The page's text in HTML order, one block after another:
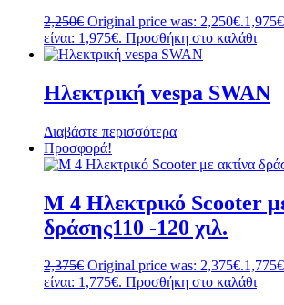
2,250€ Original price was: 2,250€.1,975€
είναι: 1,975€. Προσθήκη στο καλάθι
Ηλεκτρική vespa SWAN
Διαβάστε περισσότερα
Προσφορά!
M 4 Ηλεκτρικό Scooter
δράσης110 -120 χιλ.
2,375€ Original price was: 2,375€.1,775€
είναι: 1,775€. Προσθήκη στο καλάθι